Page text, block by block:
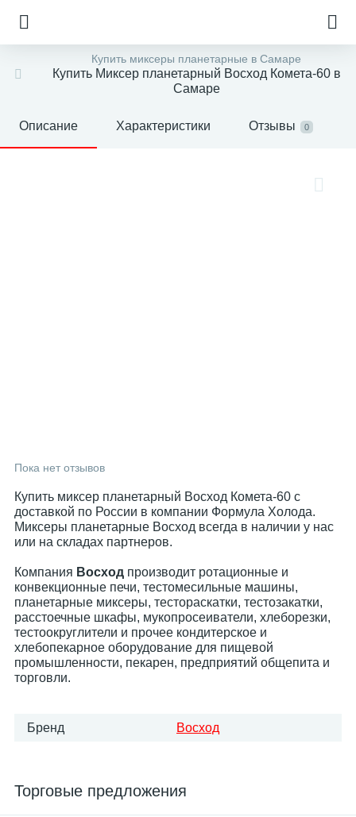
Купить миксеры планетарные в Самаре
Купить Миксер планетарный Восход Комета-60 в
Самаре
Описание Характеристики Отзывы 0
Пока нет отзывов
Купить миксер планетарный Восход Комета-60 с
доставкой по России в компании Формула Холода.
Миксеры планетарные Восход всегда в наличии у нас
или на складах партнеров.
Компания Восход производит ротационные и
конвекционные печи, тестомесильные машины,
планетарные миксеры, тестораскатки, тестозакатки,
расстоечные шкафы, мукопросеиватели, хлеборезки,
тестоокруглители и прочее кондитерское и
хлебопекарное оборудование для пищевой
промышленности, пекарен, предприятий общепита и
торговли.
Бренд Восход
Торговые предложения